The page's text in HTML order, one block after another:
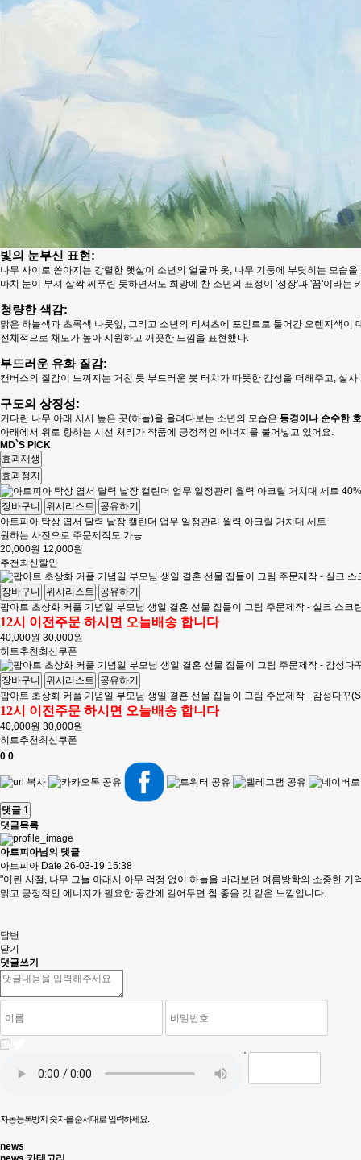
빛의 눈부신 표현:
나무 사이로 쏟아지는 강렬한 햇살이 소년의 얼굴과 옷, 나무 기둥에 부딪히는 모습을
마치 눈이 부셔 살짝 찌푸린 듯하면서도 희망에 찬 소년의 표정이 '성장'과 '꿈'이라는
청량한 색감:
맑은 하늘색과 초록색 나뭇잎, 그리고 소년의 티셔츠에 포인트로 들어간 오렌지색이
전체적으로 채도가 높아 시원하고 깨끗한 느낌을 표현했다.
부드러운 유화 질감:
캔버스의 질감이 느껴지는 거친 듯 부드러운 붓 터치가 따뜻한 감성을 더해주고, 실
구도의 상징성:
커다란 나무 아래 서서 높은 곳(하늘)을 올려다보는 소년의 모습은 동경이나 순수한
아래에서 위로 향하는 시선 처리가 작품에 긍정적인 에너지를 불어넣고 있어요.
MD`S PICK
효과재생
효과정지
장바구니 위시리스트
공유하기
팝아트 초상화 커플 기념일 부모님 생일 결혼 선물 집들이 그림 주문제작 - 러블리
12시 이전주문 하시면 오늘배송 합니다
40,000원 30,000원
히트추천최신
장바구니 위시리스트
공유하기
팝아트 초상화 커플 기념일 부모님 생일 결혼 선물 집들이 그림 주문제작 - 일러스트
12시 이전주문 하시면 오늘배송 합니다
40,000원 30,000원
히트추천최신쿠폰
장바구니 위시리스트
공유하기
팝아트 초상화 커플 기념일 부모님 생일 결혼 선물 집들이 그림 주문제작 - 코믹북
12시 이전주문 하시면 오늘배송 합니다
40,000원 30,000원
히트추천최신쿠폰
0 0
댓글 1
댓글목록
아트피아님의 댓글
아트피아 Date 26-03-19 15:38
"어린 시절, 나무 그늘 아래서 아무 걱정 없이 하늘을 바라보던 여름방학의 소중한 기
맑고 긍정적인 에너지가 필요한 공간에 걸어두면 참 좋을 것 같은 느낌입니다.
답변
닫기
댓글쓰기
자동등록방지 숫자를 순서대로 입력하세요.
news